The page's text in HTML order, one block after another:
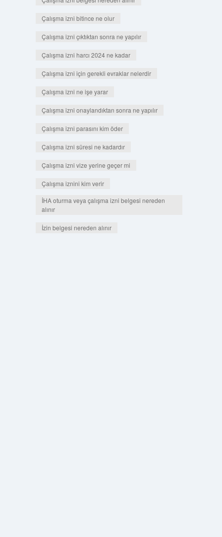
Çalışma izni bitince ne olur
Çalışma izni çıktıktan sonra ne yapılır
Çalışma izni harcı 2024 ne kadar
Çalışma izni için gerekli evraklar nelerdir
Çalışma izni ne işe yarar
Çalışma izni onaylandıktan sonra ne yapılır
Çalışma izni parasını kim öder
Çalışma izni süresi ne kadardır
Çalışma izni vize yerine geçer mi
Çalışma iznini kim verir
İHA oturma veya çalışma izni belgesi nereden
alınır
İzin belgesi nereden alınır